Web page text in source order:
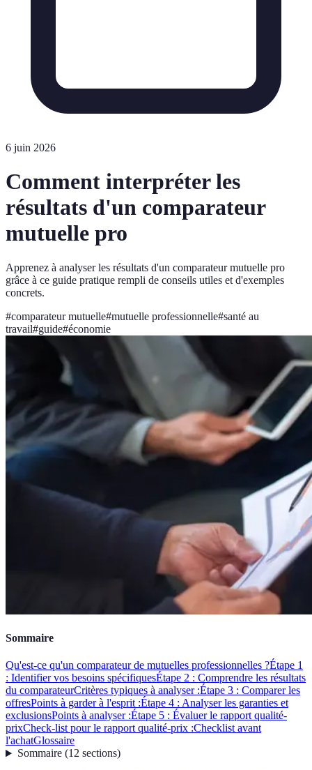
6 juin 2026
Comment interpréter les
résultats d'un comparateur
mutuelle pro
Apprenez à analyser les résultats d'un comparateur mutuelle pro
grâce à ce guide pratique rempli de conseils utiles et d'exemples
concrets.
#comparateur mutuelle#mutuelle professionnelle#santé au
travail#guide#économie
Sommaire
Qu'est-ce qu'un comparateur de mutuelles professionnelles ?Étape 1
: Identifier vos besoins spécifiquesÉtape 2 : Comprendre les résultats
du comparateurCritères typiques à analyser :Étape 3 : Comparer les
offresPoints à garder à l'esprit :Étape 4 : Analyser les garanties et
exclusionsPoints à analyser :Étape 5 : Évaluer le rapport qualité-
prixCheck-list pour le rapport qualité-prix :Checklist avant
l'achatGlossaire
Sommaire(12 sections)